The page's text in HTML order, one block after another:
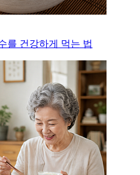
를 건강하게 먹는 법